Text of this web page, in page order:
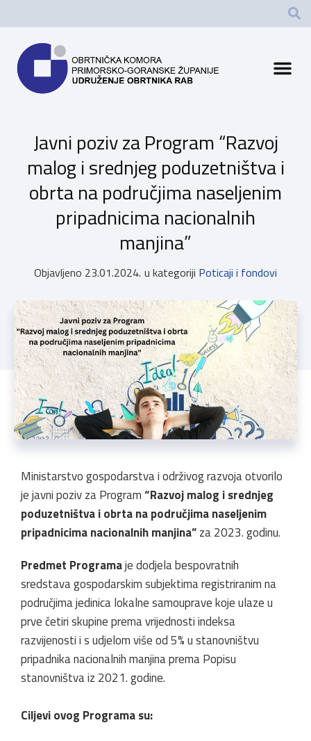
Javni poziv za Program “Razvoj
malog i srednjeg poduzetništva i
obrta na područjima naseljenim
pripadnicima nacionalnih
manjina”
Objavljeno 23.01.2024. u kategoriji Poticaji i fondovi
Ministarstvo gospodarstva i održivog razvoja otvorilo
je javni poziv za Program“Razvoj malog i srednjeg
poduzetništva i obrta na područjima naseljenim
pripadnicima nacionalnih manjina”za 2023. godinu.
Predmet Programaje dodjela bespovratnih
sredstava gospodarskim subjektima registriranim na
područjima jedinica lokalne samouprave koje ulaze u
prve četiri skupine prema vrijednosti indeksa
razvijenosti i s udjelom više od 5% u stanovništvu
pripadnika nacionalnih manjina prema Popisu
stanovništva iz 2021. godine.
Ciljevi ovog Programa su: